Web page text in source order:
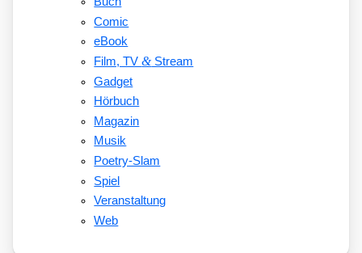
Comic
eBook
Film, TV&Stream
Gadget
Hörbuch
Magazin
Musik
Poetry-Slam
Spiel
Veranstaltung
Web